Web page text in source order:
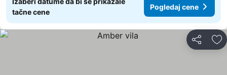
tačne cene
Pogledaj cene
Deli